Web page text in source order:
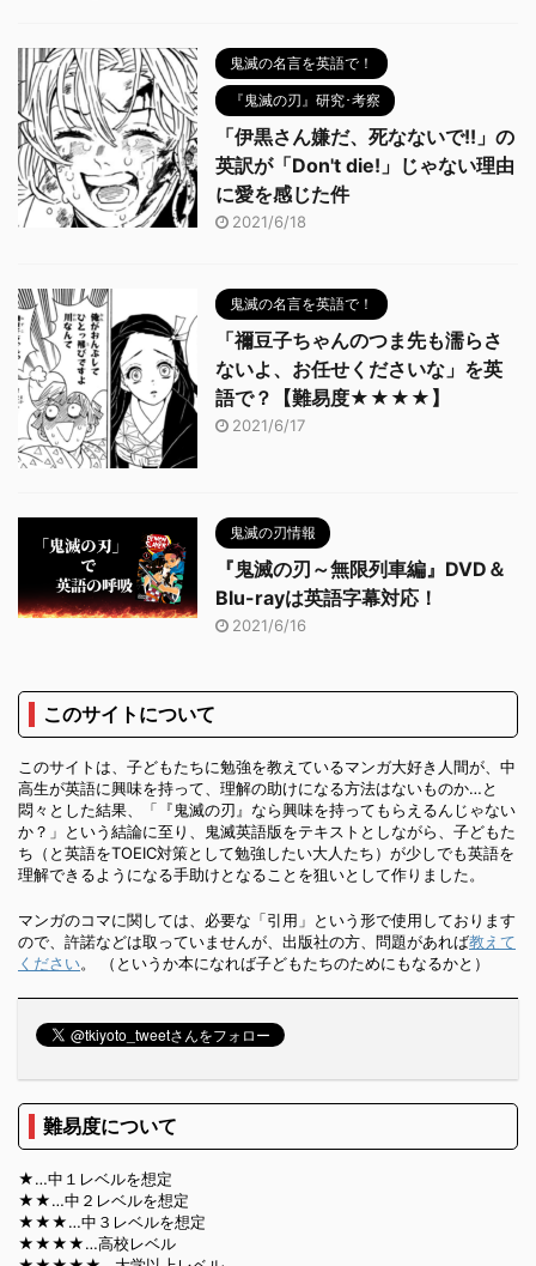
鬼滅の名言を英語で！
『鬼滅の刃』研究･考察
「伊黒さん嫌だ、死なないで!!」の
英訳が「Don't die!」じゃない理由
に愛を感じた件
2021/6/18
鬼滅の名言を英語で！
「禰豆子ちゃんのつま先も濡らさ
ないよ、お任せくださいな」を英
語で？【難易度★★★★】
2021/6/17
鬼滅の刃情報
『鬼滅の刃～無限列車編』DVD＆
Blu-rayは英語字幕対応！
2021/6/16
このサイトについて
このサイトは、子どもたちに勉強を教えているマンガ大好き人間が、中
高生が英語に興味を持って、理解の助けになる方法はないものか…と
悶々とした結果、「『鬼滅の刃』なら興味を持ってもらえるんじゃない
か？」という結論に至り、鬼滅英語版をテキストとしながら、子どもた
ち（と英語をTOEIC対策として勉強したい大人たち）が少しでも英語を
理解できるようになる手助けとなることを狙いとして作りました。
マンガのコマに関しては、必要な「引用」という形で使用しております
ので、許諾などは取っていませんが、出版社の方、問題があれば教えて
ください。 （というか本になれば子どもたちのためにもなるかと）
難易度について
★…中１レベルを想定
★★…中２レベルを想定
★★★…中３レベルを想定
★★★★…高校レベル